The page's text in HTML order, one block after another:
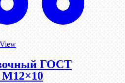
ГОСТ
М12×10